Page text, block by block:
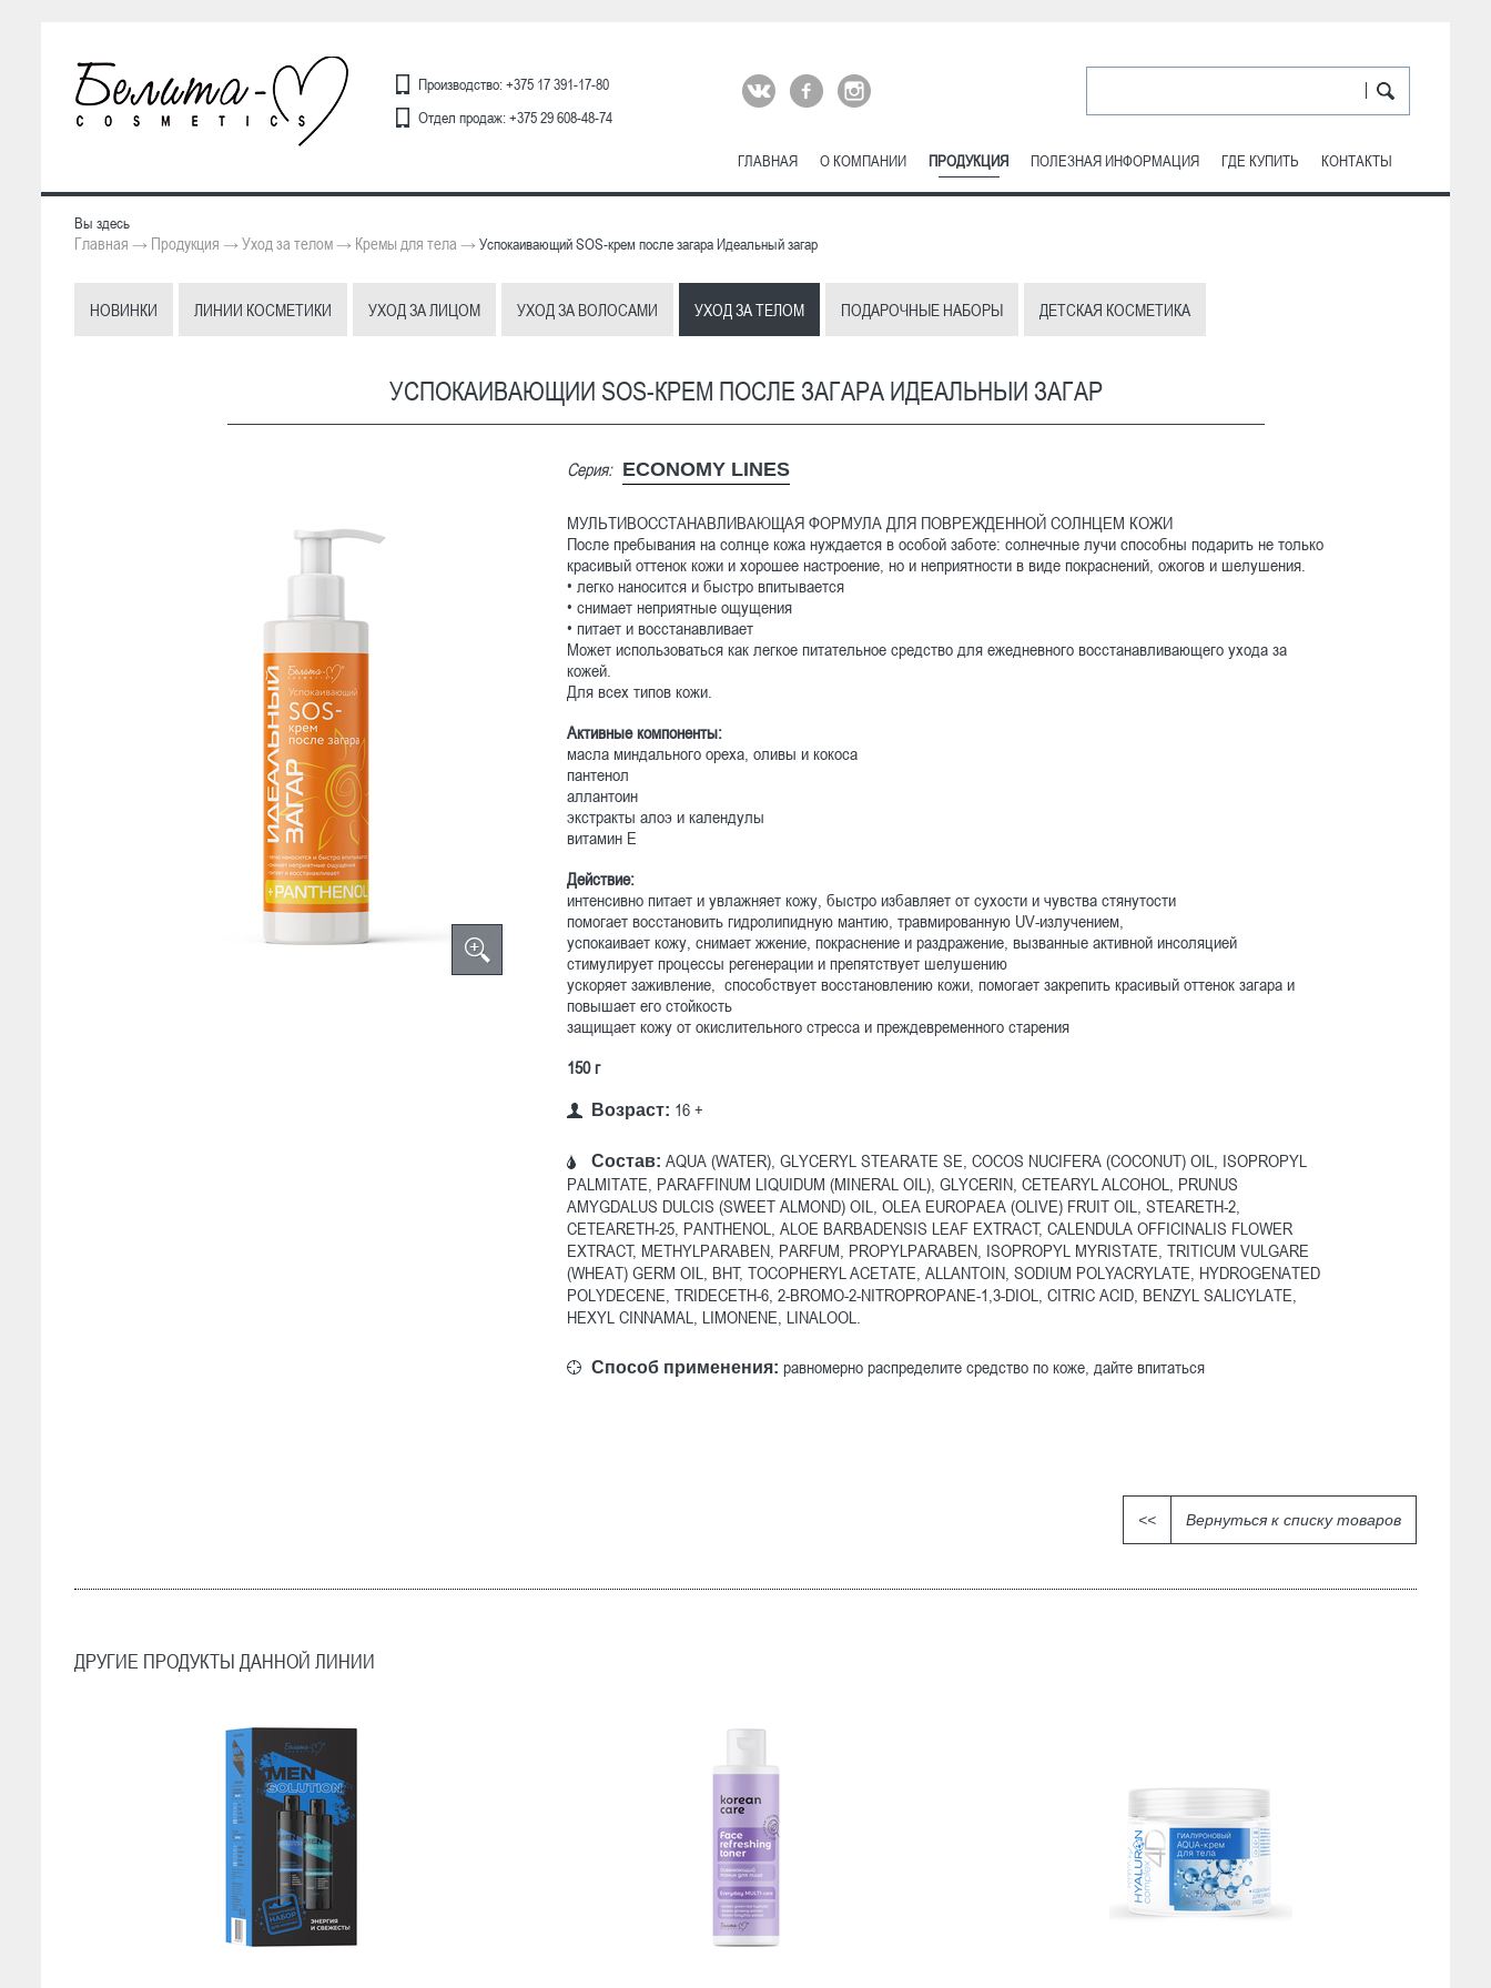
Производство: +375 17 391-17-80
Отдел продаж: +375 29 608-48-74
ГЛАВНАЯ О КОМПАНИИ ПРОДУКЦИЯ ПОЛЕЗНАЯ ИНФОРМАЦИЯ ГДЕ КУПИТЬ КОНТАКТЫ
Вы здесь
Главная → Продукция →Уход за телом→ Кремы для тела →Успокаивающий SOS-крем после загара Идеальный загар
НОВИНКИ ЛИНИИ КОСМЕТИКИ УХОД ЗА ЛИЦОМ УХОД ЗА ВОЛОСАМИ УХОД ЗА ТЕЛОМ ПОДАРОЧНЫЕ НАБОРЫ ДЕТСКАЯ КОСМЕТИКА
УСПОКАИВАЮЩИЙ SOS-КРЕМ ПОСЛЕ ЗАГАРА ИДЕАЛЬНЫЙ ЗАГАР
Серия: ECONOMY LINES
МУЛЬТИВОССТАНАВЛИВАЮЩАЯ ФОРМУЛА ДЛЯ ПОВРЕЖДЕННОЙ СОЛНЦЕМ КОЖИ
После пребывания на солнце кожа нуждается в особой заботе: солнечные лучи способны подарить не только
красивый оттенок кожи и хорошее настроение, но и неприятности в виде покраснений, ожогов и шелушения.
• легко наносится и быстро впитывается
• снимает неприятные ощущения
• питает и восстанавливает
Может использоваться как легкое питательное средство для ежедневного восстанавливающего ухода за
кожей.
Для всех типов кожи.
Активные компоненты:
масла миндального ореха, оливы и кокоса
пантенол
аллантоин
экстракты алоэ и календулы
витамин Е
Действие:
интенсивно питает и увлажняет кожу, быстро избавляет от сухости и чувства стянутости
помогает восстановить гидролипидную мантию, травмированную UV-излучением,
успокаивает кожу, снимает жжение, покраснение и раздражение, вызванные активной инсоляцией
стимулирует процессы регенерации и препятствует шелушению
ускоряет заживление, способствует восстановлению кожи, помогает закрепить красивый оттенок загара и
повышает его стойкость
защищает кожу от окислительного стресса и преждевременного старения
150 г
Возраст: 16 +
Состав: AQUA (WATER), GLYCERYL STEARATE SE, COCOS NUCIFERA (COCONUT) OIL, ISOPROPYL
PALMITATE, PARAFFINUM LIQUIDUM (MINERAL OIL), GLYCERIN, CETEARYL ALCOHOL, PRUNUS
AMYGDALUS DULCIS (SWEET ALMOND) OIL, OLEA EUROPAEA (OLIVE) FRUIT OIL, STEARETH-2,
CETEARETH-25, PANTHENOL, ALOE BARBADENSIS LEAF EXTRACT, CALENDULA OFFICINALIS FLOWER
EXTRACT, METHYLPARABEN, PARFUM, PROPYLPARABEN, ISOPROPYL MYRISTATE, TRITICUM VULGARE
(WHEAT) GERM OIL, BHT, TOCOPHERYL ACETATE, ALLANTOIN, SODIUM POLYACRYLATE, HYDROGENATED
POLYDECENE, TRIDECETH-6, 2-BROMO-2-NITROPROPANE-1,3-DIOL, CITRIC ACID, BENZYL SALICYLATE,
HEXYL CINNAMAL, LIMONENE, LINALOOL.
Способ применения: равномерно распределите средство по коже, дайте впитаться
<< Вернуться к списку товаров
ДРУГИЕ ПРОДУКТЫ ДАННОЙ ЛИНИИ